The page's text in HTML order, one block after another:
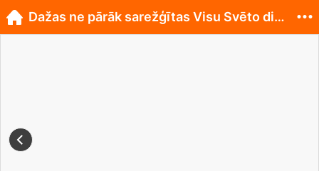
Dažas ne pārāk sarežģītas Visu Svēto dienas idejas